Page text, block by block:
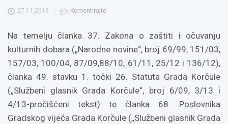
27.11.2013 Komentirajte
Na temelju članka 37. Zakona o zaštiti i očuvanju
kulturnih dobara („Narodne novine“, broj 69/99, 151/03,
157/03, 100/04, 87/09,88/10, 61/11, 25/12 i 136/12),
članka 49. stavku 1. točki 26. Statuta Grada Korčule
(„Službeni glasnik Grada Korčule“, broj 6/09, 3/13 i
4/13-pročišćeni tekst) te članka 68. Poslovnika
Gradskog vijeća Grada Korčule („Službeni glasnik Grada